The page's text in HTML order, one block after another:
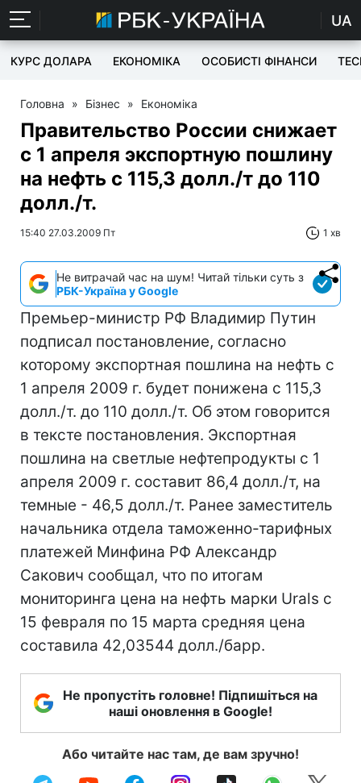
UA
КУРС ДОЛАРА ЕКОНОМІКА ОСОБИСТІ ФІНАНСИ
Головна » Бізнес » Економіка
Правительство России снижает
с 1 апреля экспортную пошлину
на нефть с 115,3 долл./т до 110
долл./т.
15:40 27.03.2009 Пт 1 хв
Не витрачай час на шум! Читай тільки суть з
РБК-Україна у Google
Премьер-министр РФ Владимир Путин
подписал постановление, согласно
которому экспортная пошлина на нефть с
1 апреля 2009 г. будет понижена с 115,3
долл./т. до 110 долл./т. Об этом говорится
в тексте постановления. Экспортная
пошлина на светлые нефтепродукты с 1
апреля 2009 г. составит 86,4 долл./т, на
темные - 46,5 долл./т. Ранее заместитель
начальника отдела таможенно-тарифных
платежей Минфина РФ Александр
Сакович сообщал, что по итогам
мониторинга цена на нефть марки Urals с
15 февраля по 15 марта средняя цена
составила 42,03544 долл./барр.
Не пропустіть головне! Підпишіться на
наші оновлення в Google!
Або читайте нас там, де вам зручно!